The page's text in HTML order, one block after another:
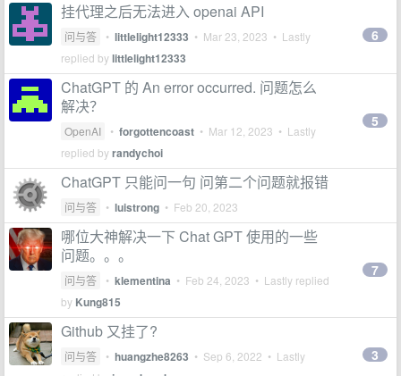
挂代理之后无法进入 openai API
问与答 • littlelight12333 • Mar 23, 2023 • Lastly
replied bylittlelight12333
6
ChatGPT 的 An error occurred. 问题怎么
解决？
OpenAI • forgottencoast • Mar 12, 2023 • Lastly
replied byrandychoi
5
ChatGPT 只能问一句 问第二个问题就报错
问与答 • luistrong • Feb 20, 2023
哪位大神解决一下 Chat GPT 使用的一些
问题。。。
问与答 • klementina • Feb 24, 2023 • Lastly replied
by Kung815
7
Github 又挂了?
问与答 • huangzhe8263 • Sep 6, 2022 • Lastly
3